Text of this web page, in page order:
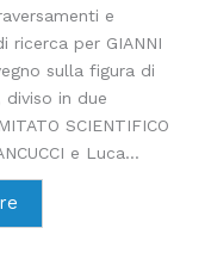
e
ricerca per GIANNI
sulla figura di
diviso in due
SCIENTIFICO
e Luca...